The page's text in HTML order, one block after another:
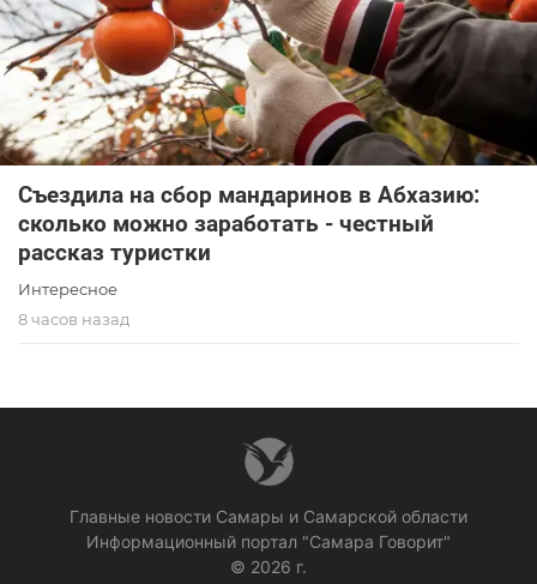
Съездила на сбор мандаринов в Абхазию:
сколько можно заработать - честный
рассказ туристки
Интересное
8 часов назад
Главные новости Самары и Самарской области
Информационный портал "Самара Говорит"
© 2026 г.